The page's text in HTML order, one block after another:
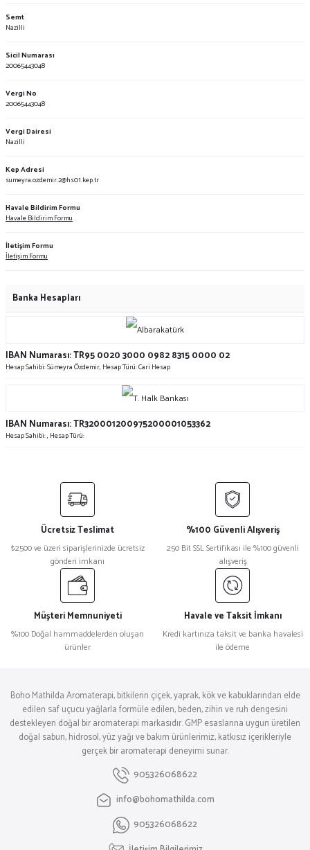
Semt
Nazilli
Sicil Numarası
20065443048
Vergi No
20065443048
Vergi Dairesi
Nazilli
Kep Adresi
sumeyra.ozdemir.2@hs01.kep.tr
Havale Bildirim Formu
Havale Bildirim Formu
İletişim Formu
İletişim Formu
Banka Hesapları
IBAN Numarası: TR95 0020 3000 0982 8315 0000 02
Hesap Sahibi: Sümeyra Özdemir, Hesap Türü: Cari Hesap
IBAN Numarası: TR320001200975200001053362
Hesap Sahibi: , Hesap Türü:
Ücretsiz Teslimat
₺2500 ve üzeri siparişlerinizde ücretsiz
gönderi imkanı
%100 Güvenli Alışveriş
250 Bit SSL Sertifikası ile %100 güvenli
alışveriş
Müşteri Memnuniyeti
%100 Doğal hammaddelerden oluşan
ürünler
Havale ve Taksit İmkanı
Kredi kartınıza taksit ve banka havalesi
ile ödeme
Boho Mathilda Aromaterapi, bitkilerin çiçek, yaprak, kök ve kabuklarından elde
edilen saf uçucu yağlarla formüle edilen, beden, zihin ve ruh dengesini
destekleyen doğal bir aromaterapi markasıdır. GMP esaslarına uygun üretilen
doğal sabun, hidrosol, yüz yağı ve bakım ürünlerimiz, katkısız içerikleriyle
gerçek bir aromaterapi deneyimi sunar.
905326068622
info@bohomathilda.com
905326068622